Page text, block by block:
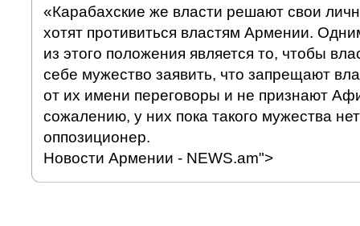
«Карабахские же власти решают свои
хотят противиться властям Армении.
из этого положения является то, чтобы
себе мужество заявить, что запрещают
от их имени переговоры и не признают
сожалению, у них пока такого мужества
оппозиционер.
Новости Армении - NEWS.am">